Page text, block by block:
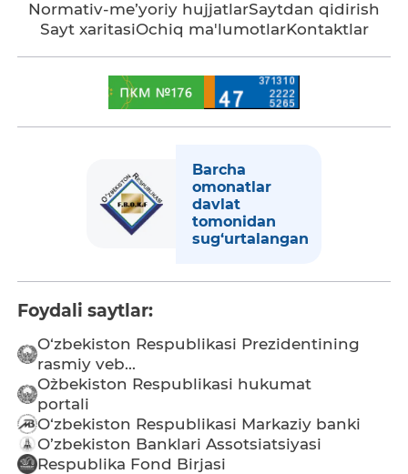
Normativ-me’yoriy hujjatlarSaytdan qidirish
Sayt xaritasiOchiq ma'lumotlarKontaktlar
Barcha
omonatlar
davlat
tomonidan
sug‘urtalangan
Foydali saytlar:
O‘zbekiston Respublikasi Prezidentining
rasmiy veb...
O`zbekiston Respublikasi hukumat
portali
O‘zbekiston Respublikasi Markaziy banki
O’zbekiston Banklari Assotsiatsiyasi
Respublika Fond Birjasi